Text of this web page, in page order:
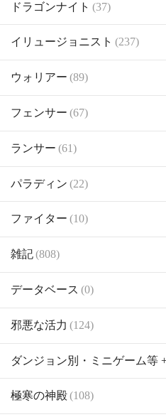
ドラゴンナイト (37)
イリュージョニスト (237)
ウォリアー (89)
フェンサー (67)
ランサー (61)
パラディン (22)
ファイター (10)
雑記(808)
データベース (0)
邪悪な活力 (124)
ダンジョン別・ミニゲーム等
極寒の神殿(108)